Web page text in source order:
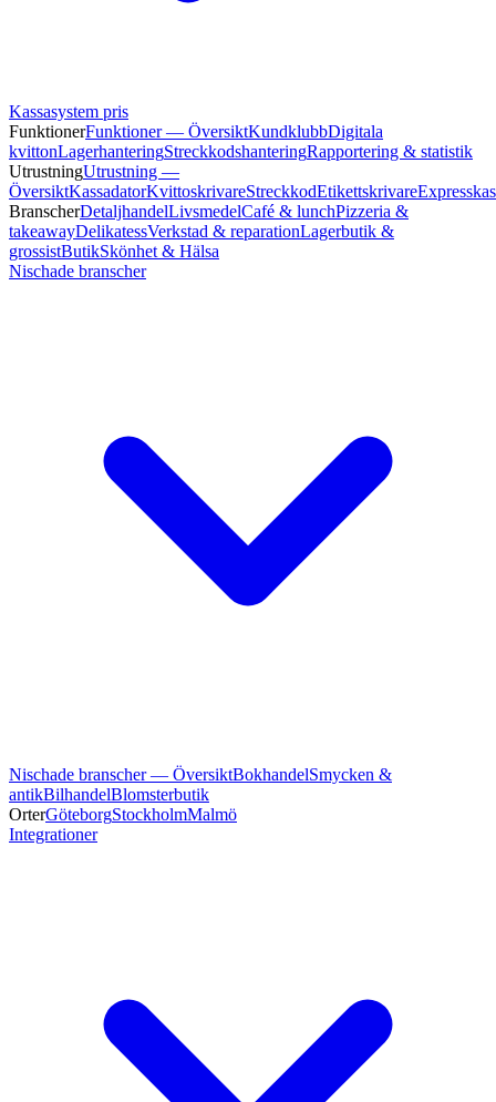
Kassasystem pris
FunktionerFunktioner — ÖversiktKundklubbDigitala
kvittonLagerhanteringStreckkodshanteringRapportering & statistik
UtrustningUtrustning —
ÖversiktKassadatorKvittoskrivareStreckkodEtikettskrivare
BranscherDetaljhandelLivsmedelCafé & lunchPizzeria &
takeawayDelikatessVerkstad & reparationLagerbutik &
grossistButikSkönhet & Hälsa
Nischade branscher
Nischade branscher — ÖversiktBokhandelSmycken &
antikBilhandelBlomsterbutik
OrterGöteborgStockholmMalmö
Integrationer